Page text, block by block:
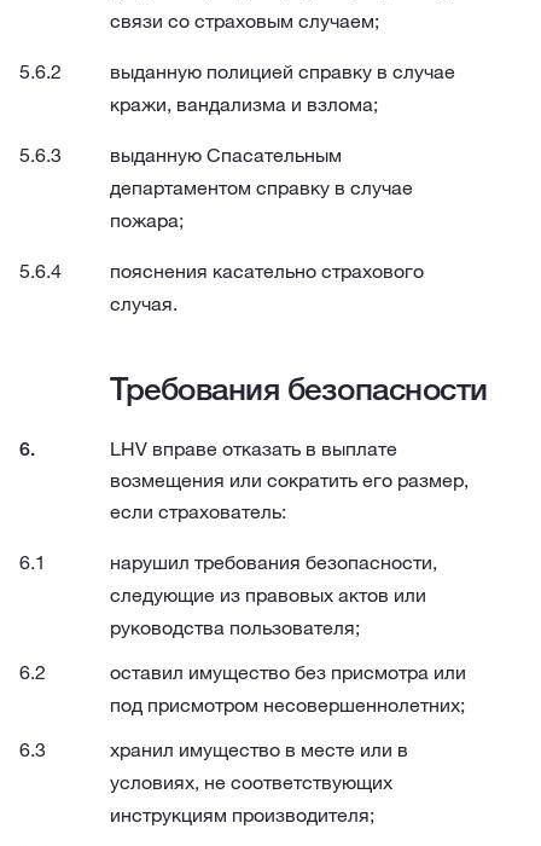
связи со страховым случаем;
выданную полицией справку в случае
кражи, вандализма и взлома;
выданную Спасательным
департаментом справку в случае
пожара;
пояснения касательно страхового
случая.
Требования безопасности
LHV вправе отказать в выплате
возмещения или сократить его размер,
если страхователь:
нарушил требования безопасности,
следующие из правовых актов или
руководства пользователя;
оставил имущество без присмотра или
под присмотром несовершеннолетних;
хранил имущество в месте или в
условиях, не соответствующих
инструкциям производителя;